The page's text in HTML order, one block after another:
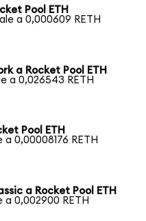
Pool ETH
a 0,000609 RETH
a Rocket Pool ETH
a 0,026543 RETH
Pool ETH
a 0,00008176 RETH
a Rocket Pool ETH
a 0,002900 RETH